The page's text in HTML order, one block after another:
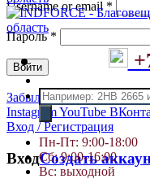
Username or email *
Пароль*
Войти
Забыли пароль?
InstagramYouTube
Вход / Регистрация
ВходСоздать
Поиск
товаров
Пн-Пт: 9:00-18:00
Сб: 9:00-16:00
Вс: выходной